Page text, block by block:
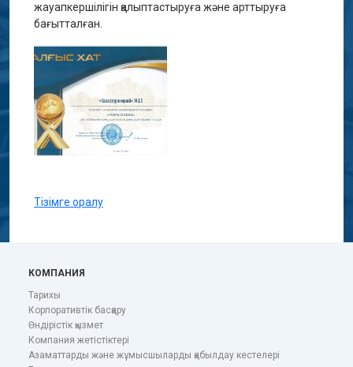
жауапкершілігін қалыптастыруға және арттыруға
бағытталған.
Тізімге оралу
КОМПАНИЯ
Тарихы
Корпоративтік басқару
Өндірістік қызмет
Компания жетістіктері
Азаматтарды және жұмысшыларды қабылдау кестелері